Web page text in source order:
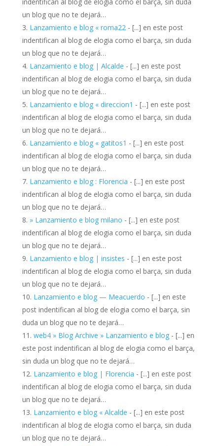
un blog que no te dejará…
Lanzamiento e blog « roma22 - [...] en este post
indentifican al blog de elogia como el barça, sin duda
un blog que no te dejará…
Lanzamiento e blog | Alcalde - [...] en este post
indentifican al blog de elogia como el barça, sin duda
un blog que no te dejará…
Lanzamiento e blog « direccion1 - [...] en este post
indentifican al blog de elogia como el barça, sin duda
un blog que no te dejará…
Lanzamiento e blog « gatitos1 - [...] en este post
indentifican al blog de elogia como el barça, sin duda
un blog que no te dejará…
Lanzamiento e blog : Florencia - [...] en este post
indentifican al blog de elogia como el barça, sin duda
un blog que no te dejará…
» Lanzamiento e blog milano - [...] en este post
indentifican al blog de elogia como el barça, sin duda
un blog que no te dejará…
Lanzamiento e blog | insistes - [...] en este post
indentifican al blog de elogia como el barça, sin duda
un blog que no te dejará…
Lanzamiento e blog — Meacuerdo - [...] en este
post indentifican al blog de elogia como el barça, sin
duda un blog que no te dejará…
web4 » Blog Archive » Lanzamiento e blog- [...] en
este post indentifican al blog de elogia como el barça,
sin duda un blog que no te dejará…
Lanzamiento e blog | Florencia - [...] en este post
indentifican al blog de elogia como el barça, sin duda
un blog que no te dejará…
Lanzamiento e blog « Alcalde - [...] en este post
indentifican al blog de elogia como el barça, sin duda
un blog que no te dejará…